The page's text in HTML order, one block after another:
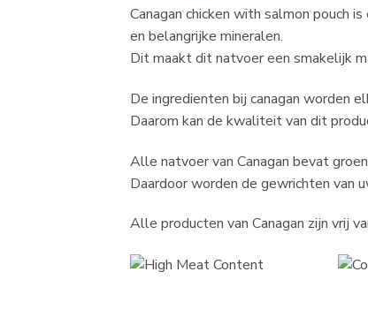
Canagan chicken with salmon pouch
en belangrijke mineralen.
Dit maakt dit natvoer een smakelijk
De ingredienten bij canagan worden
Daarom kan de kwaliteit van dit
Alle natvoer van Canagan bevat
Daardoor worden de gewrichten van
Alle producten van Canagan zijn vrij